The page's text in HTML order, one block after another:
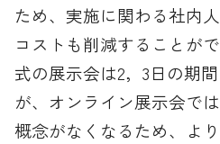
ため、実施に関わる社内
コストも削減することが
式の展示会は2，3日の期
が、オンライン展示会で
概念がなくなるため、よ